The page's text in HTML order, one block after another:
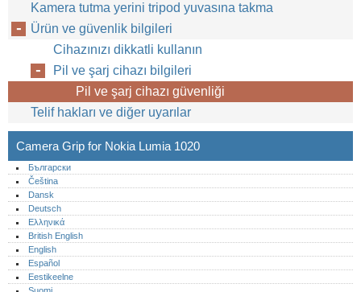
Kamera tutma yerini tripod yuvasına takma
Ürün ve güvenlik bilgileri
Cihazınızı dikkatli kullanın
Pil ve şarj cihazı bilgileri
Pil ve şarj cihazı güvenliği
Telif hakları ve diğer uyarılar
Camera Grip for Nokia Lumia 1020
Български
Čeština
Dansk
Deutsch
Ελληνικά
British English
English
Español
Eestikeelne